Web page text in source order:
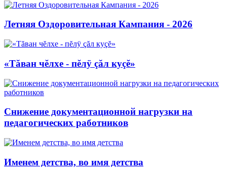
Летняя Оздоровительная Кампания - 2026
«Тăван чĕлхе - пĕлÿ çăл куçĕ»
Снижение документационной нагрузки на
педагогических работников
Именем детства, во имя детства